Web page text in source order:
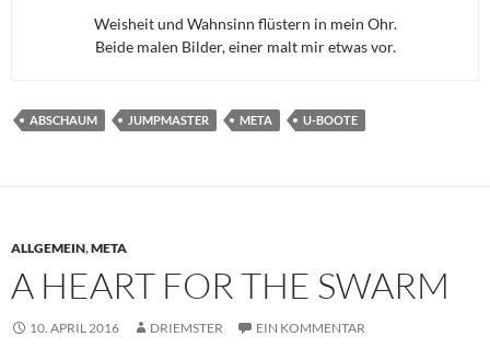
Weisheit und Wahnsinn flüstern in mein Ohr.
Beide malen Bilder, einer malt mir etwas vor.
ABSCHAUM JUMPMASTER META U-BOOTE
ALLGEMEIN,META
A HEART FOR THE SWARM
10. APRIL 2016 DRIEMSTER EIN KOMMENTAR